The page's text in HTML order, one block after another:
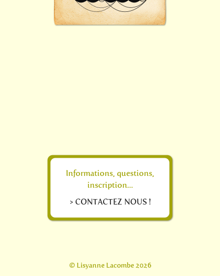
Informations, questions,
inscription...
> CONTACTEZ NOUS !
© Lisyanne Lacombe 2026